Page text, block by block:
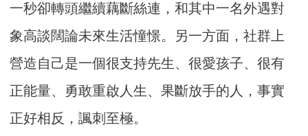
一秒卻轉頭繼續藕斷絲連，和其中一名外遇對
象高談闊論未來生活憧憬。另一方面，社群上
營造自己是一個很支持先生、很愛孩子、很有
正能量、勇敢重啟人生、果斷放手的人，事實
正好相反，諷刺至極。